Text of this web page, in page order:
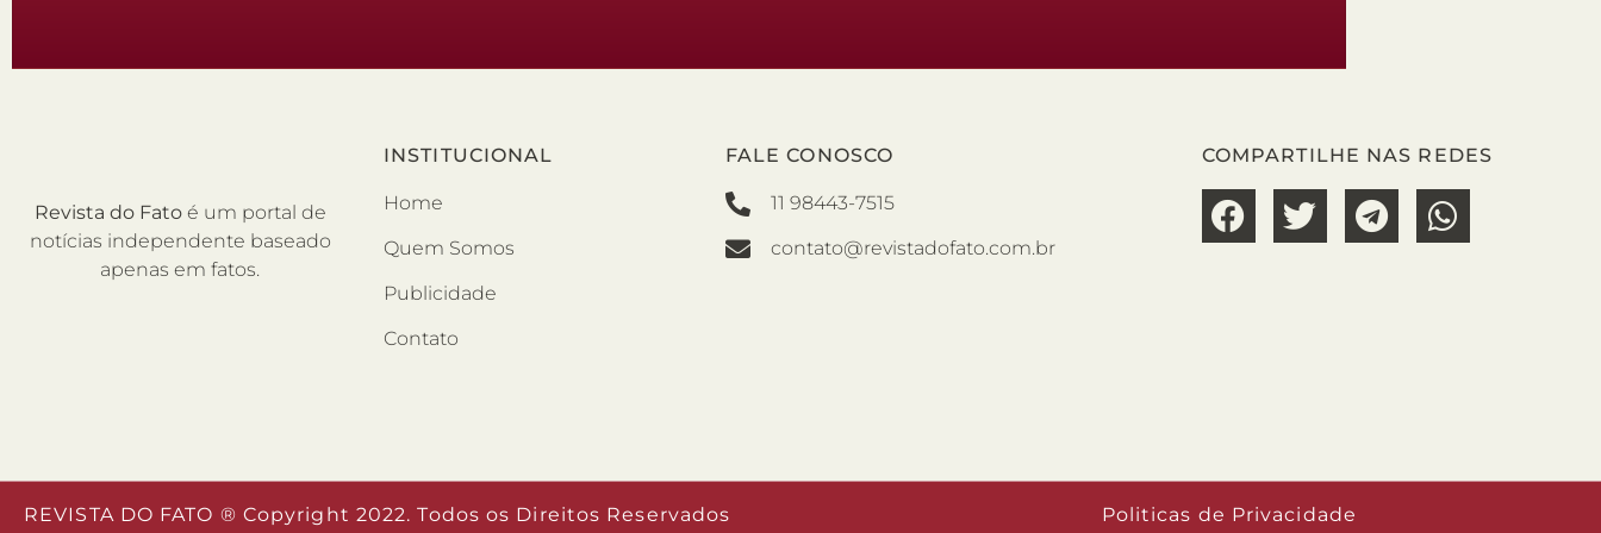
Revista do Fato é um portal de
notícias independente baseado
apenas em fatos.
INSTITUCIONAL
Home
Quem Somos
Publicidade
Contato
FALE CONOSCO
11 98443-7515
contato@revistadofato.com.br
COMPARTILHE NAS REDES
REVISTA DO FATO ® Copyright 2022. Todos os Direitos Reservados Politicas de Privacidade